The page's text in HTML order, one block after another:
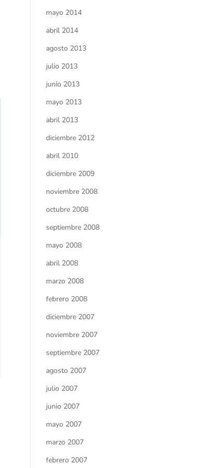
mayo 2014
abril 2014
agosto 2013
julio 2013
junio 2013
mayo 2013
abril 2013
diciembre 2012
abril 2010
diciembre 2009
noviembre 2008
octubre 2008
septiembre 2008
mayo 2008
abril 2008
marzo 2008
febrero 2008
diciembre 2007
noviembre 2007
septiembre 2007
agosto 2007
julio 2007
junio 2007
mayo 2007
marzo 2007
febrero 2007